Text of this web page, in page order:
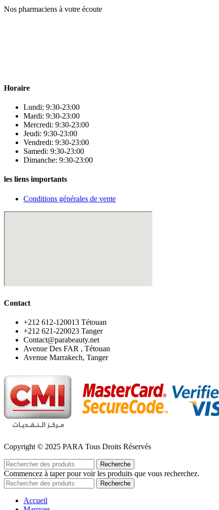
Nos pharmaciens à votre écoute
Horaire
Lundi: 9:30-23:00
Mardi: 9:30-23:00
Mercredi: 9:30-23:00
Jeudi: 9:30-23:00
Vendredi: 9:30-23:00
Samedi: 9:30-23:00
Dimanche: 9:30-23:00
les liens importants
Conditions générales de vente
Contact
‪+212 612-120013 Tétouan
‪+212 621-220023 Tanger
Contact@parabeauty.net
Avenue Des FAR , Tétouan
Avenue Marrakech, Tanger
Copyright © 2025 PARA Tous Droits Réservés
Recherche
Commencez à taper pour voir les produits que vous recherchez.
Recherche
Accueil